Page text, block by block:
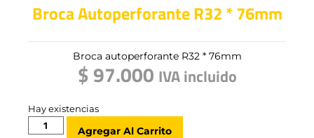
Broca Autoperforante R32 * 76mm
Broca autoperforante R32 * 76mm
$ 97.000 IVA incluido
Hay existencias
Agregar Al Carrito